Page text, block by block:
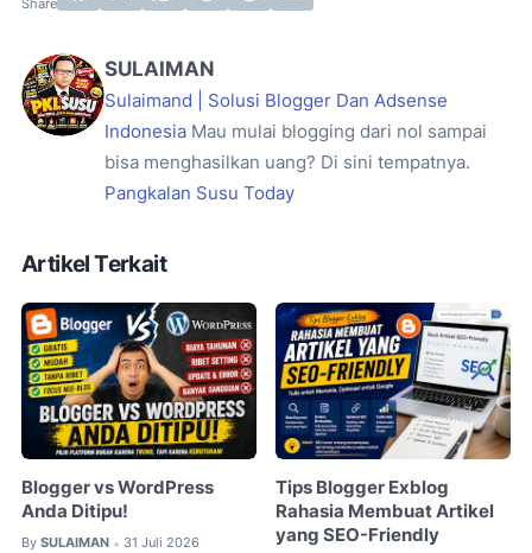
SULAIMAN
Sulaimand | Solusi Blogger Dan Adsense
Indonesia Mau mulai blogging dari nol sampai
bisa menghasilkan uang? Di sini tempatnya.
Pangkalan Susu Today
Artikel Terkait
Blogger vs WordPress
Anda Ditipu!
By SULAIMAN • 31 Juli 2026
Tips Blogger Exblog
Rahasia Membuat Artikel
yang SEO-Friendly